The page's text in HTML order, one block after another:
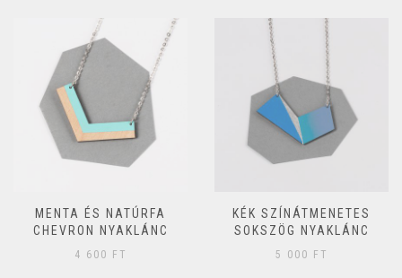
MENTA ÉS NATÚRFA
CHEVRON NYAKLÁNC
4 600 FT
KÉK SZÍNÁTMENETES
SOKSZÖG NYAKLÁNC
5 000 FT